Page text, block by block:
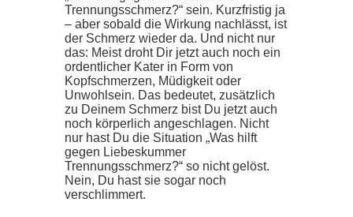
Trennungsschmerz?“ sein. Kurzfristig ja
– aber sobald die Wirkung nachlässt, ist
der Schmerz wieder da. Und nicht nur
das: Meist droht Dir jetzt auch noch ein
ordentlicher Kater in Form von
Kopfschmerzen, Müdigkeit oder
Unwohlsein. Das bedeutet, zusätzlich
zu Deinem Schmerz bist Du jetzt auch
noch körperlich angeschlagen. Nicht
nur hast Du die Situation „Was hilft
gegen Liebeskummer
Trennungsschmerz?“ so nicht gelöst.
Nein, Du hast sie sogar noch
verschlimmert.